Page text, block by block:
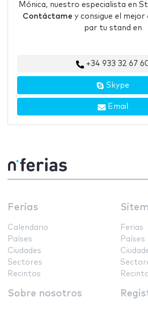
Mónica, nuestro especialista en
Contáctame y consigue el mejor
par tu stand en
+34 933 32 67
Skype
Email
Ferias
Calendario
Países
Ciudades
Sectores
Recintos
Ferias
Países
Sobre nosotros